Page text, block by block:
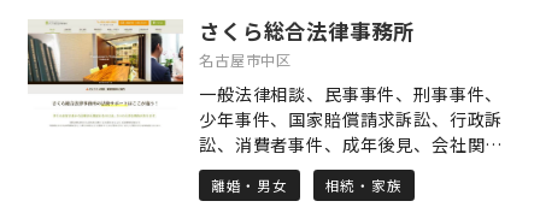
対策やM&A支援などの事業承継支援」
「出資持分対策やMS法人設立などの医
申告や譲渡所得税申告」「資産管理法
人設立などの相続税対策」に力を入れ
ております。
さくら総合法律事務所
名古屋市中区
一般法律相談、民事事件、刑事事件、
少年事件、国家賠償請求訴訟、行政訴
訟、消費者事件、成年後見、会社関
係、知的財産権、労働事件、仲裁判
断、遺産相続 その他何なりとご相談下
離婚・男女 相続・家族